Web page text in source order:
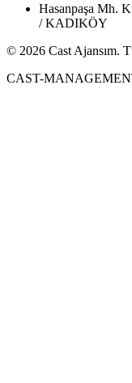
Hasanpaşa Mh.
/ KADIKÖY
© 2026 Cast Ajansım.
CAST-